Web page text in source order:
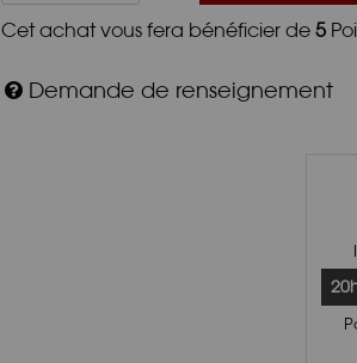
Cet achat vous fera bénéficier de 5
Demande de renseignement